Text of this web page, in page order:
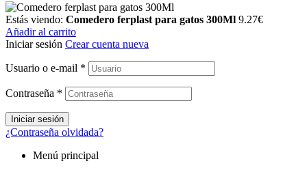
Estás viendo: Comedero ferplast para gatos 300Ml 9.27€
Añadir al carrito
Iniciar sesión Crear cuenta nueva
Usuario o e-mail *
Contraseña *
Iniciar sesión
¿Contraseña olvidada?
Menú principal